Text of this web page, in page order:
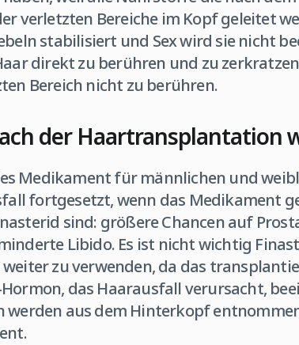
verletzten Bereiche im Kopf geleitet
stabilisiert und Sex wird sie nicht
direkt zu berühren und zu
Bereich nicht zu berühren.
der Haartransplantation
Medikament für männlichen und
fortgesetzt, wenn das Medikament
sind: größere Chancen auf
Libido. Es ist nicht wichtig
zu verwenden, da das
das Haarausfall verursacht,
werden aus dem Hinterkopf